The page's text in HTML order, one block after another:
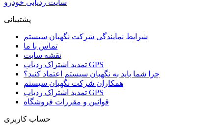
سایت ردیابی خودرو
پشتیبانی
شرایط نمایندگی شرکت نگهبان سیستم
تماس با ما
نقشه سایت
تمدید اشتراک ردیاب GPS
چرا شما باید به نگهبان سیستم اعتماد کنید؟
همکاران شرکت نگهبان سیستم
تمدید اشتراک ردیاب GPS
قوانین و مقررات فروشگاه
حساب کاربری